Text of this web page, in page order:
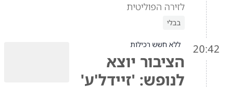
לזירה הפוליטית
בבלי
20:42 ללא חשש רכילות
הציבור יוצא
לנופש: 'זיידל'ע'